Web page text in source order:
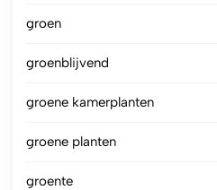
groen
groenblijvend
groene kamerplanten
groene planten
groente